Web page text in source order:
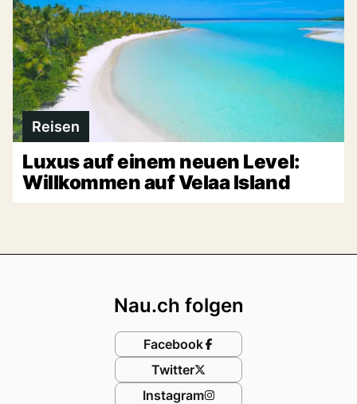
Reisen
Luxus auf einem neuen Level:
Willkommen auf Velaa Island
Nau.ch folgen
Facebook
Twitter
Instagram